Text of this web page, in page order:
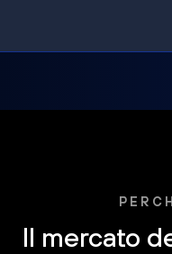
Il mercato